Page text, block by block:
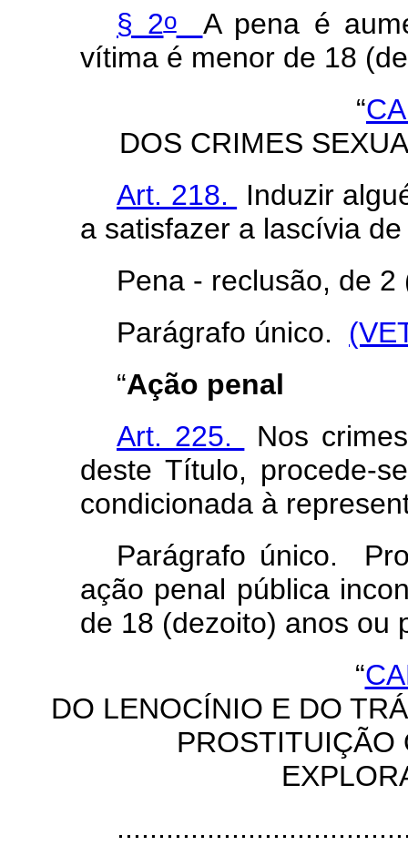
§ 2o
A pena é
vítima é menor de 18
“
DOS CRIMES
Art. 218.
Induzir
a satisfazer a lascívia
Pena - reclusão, de
Parágrafo único.
“Ação penal
Art. 225.
Nos
deste Título, procede-
condicionada à
Parágrafo único.
ação penal pública
de 18 (dezoito) anos ou
“
DO LENOCÍNIO E DO
PROSTITUIÇÃO